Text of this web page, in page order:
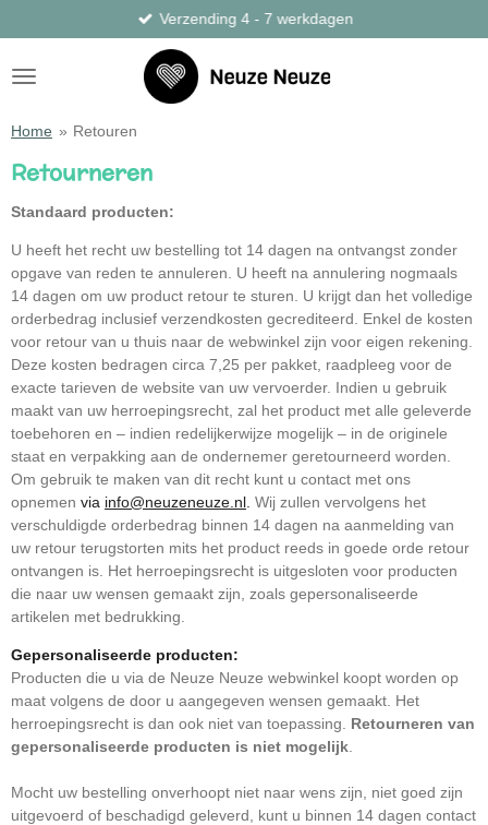
direct
naar
de
Verzending 4 - 7 werkdagen
Home » Retouren
Retourneren
Standaard producten:
U heeft het recht uw bestelling tot 14 dagen na ontvangst zonder
opgave van reden te annuleren. U heeft na annulering nogmaals
14 dagen om uw product retour te sturen. U krijgt dan het volledige
orderbedrag inclusief verzendkosten gecrediteerd. Enkel de kosten
voor retour van u thuis naar de webwinkel zijn voor eigen rekening.
Deze kosten bedragen circa 7,25 per pakket, raadpleeg voor de
exacte tarieven de website van uw vervoerder. Indien u gebruik
maakt van uw herroepingsrecht, zal het product met alle geleverde
toebehoren en – indien redelijkerwijze mogelijk – in de originele
staat en verpakking aan de ondernemer geretourneerd worden.
Om gebruik te maken van dit recht kunt u contact met ons
opnemen via info@neuzeneuze.nl Wij zullen vervolgens het
verschuldigde orderbedrag binnen 14 dagen na aanmelding van
uw retour terugstorten mits het product reeds in goede orde retour
ontvangen is. Het herroepingsrecht is uitgesloten voor producten
die naar uw wensen gemaakt zijn, zoals gepersonaliseerde
artikelen met bedrukking.
Gepersonaliseerde producten:
Producten die u via de Neuze Neuze webwinkel koopt worden op
maat volgens de door u aangegeven wensen gemaakt. Het
herroepingsrecht is dan ook niet van toepassing. Retourneren van
gepersonaliseerde producten is niet mogelijk
Mocht uw bestelling onverhoopt niet naar wens zijn, niet goed zijn
uitgevoerd of beschadigd geleverd, kunt u binnen 14 dagen contact